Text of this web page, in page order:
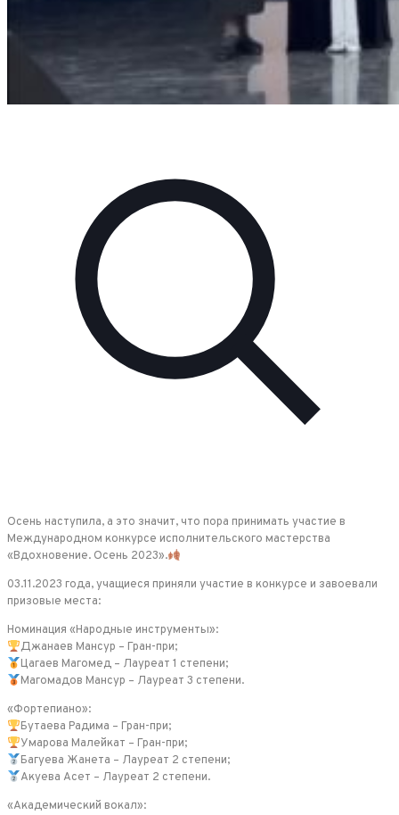
Осень наступила, а это значит, что пора принимать участие в
Международном конкурсе исполнительского мастерства
«Вдохновение. Осень 2023».
03.11.2023 года, учащиеся приняли участие в конкурсе и завоевали
призовые места:
Номинация «Народные инструменты»:
Джанаев Мансур – Гран-при;
Цагаев Магомед – Лауреат 1 степени;
Магомадов Мансур – Лауреат 3 степени.
«Фортепиано»:
Бутаева Радима – Гран-при;
Умарова Малейкат – Гран-при;
Багуева Жанета – Лауреат 2 степени;
Акуева Асет – Лауреат 2 степени.
«Академический вокал»: